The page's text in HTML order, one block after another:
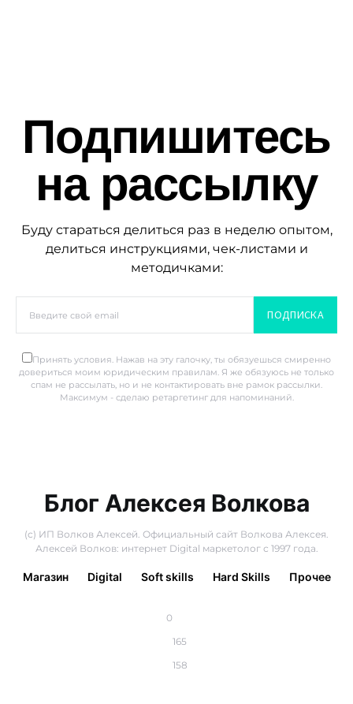
Подпишитесь
на рассылку
Буду стараться делиться раз в неделю опытом,
делиться инструкциями, чек-листами и
методичками:
ПОДПИСКА
Принять условия. Нажав на эту галочку, ты обязуешься смиренно
довериться моим юридическим правилам. Я же обязуюсь не только
спам не рассылать, но и не контактировать вне рамок рассылки.
Максимум - сделаю ретаргетинг для напоминаний.
Блог Алексея Волкова
(с) ИП Волков Алексей. Официальный сайт Волкова Алексея.
Алексей Волков: интернет Digital маркетолог с 1997 года.
0
165
158
Магазин Digital Soft skills Hard Skills Прочее